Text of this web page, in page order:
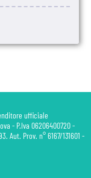
ufficiale
- P.Iva 06206400720 -
Aut. Prov. n° 6167/131601 -